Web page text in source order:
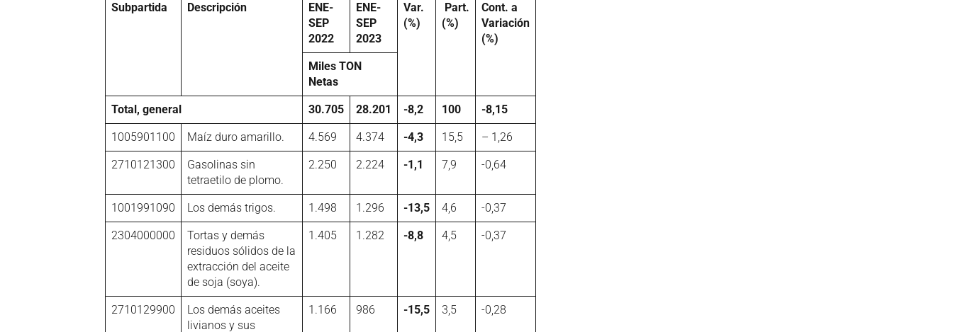
Subpartida Descripción
ENE-
SEP
2022
ENE-
SEP
2023
Var.
(%)
Part.
(%)
Cont. a
Variación
(%)
Miles TON
Netas
Total, general 30.705 28.201 -8,2 100 -8,15
1005901100 Maíz duro amarillo. 4.569 4.374 -4,3 15,5 – 1,26
2710121300
Gasolinas sin
tetraetilo de plomo.
2.250 2.224 -1,1 7,9 -0,64
1001991090 Los demás trigos. 1.498 1.296 -13,5 4,6 -0,37
2304000000
Tortas y demás
residuos sólidos de la
extracción del aceite
de soja (soya).
1.405 1.282 -8,8 4,5 -0,37
2710129900
Los demás aceites
livianos y sus
1.166 986 -15,5 3,5 -0,28